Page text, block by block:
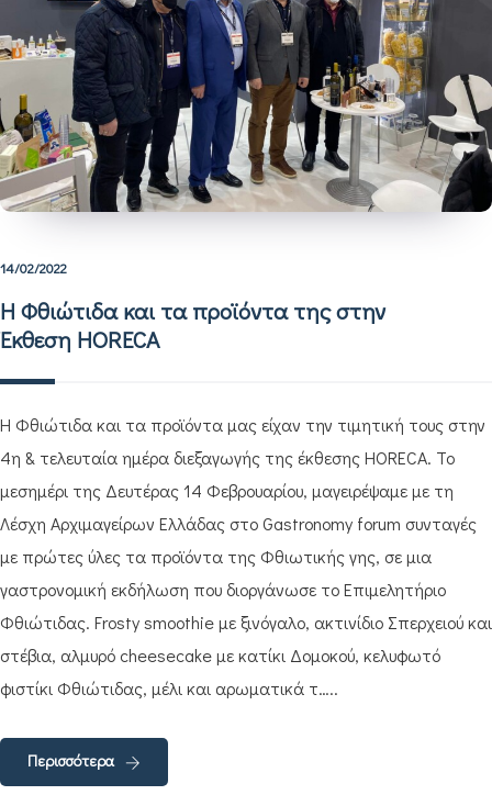
14/02/2022
Η Φθιώτιδα και τα προϊόντα της στην
Έκθεση HORECA
Η Φθιώτιδα και τα προϊόντα μας είχαν την τιμητική τους στην
4η & τελευταία ημέρα διεξαγωγής της έκθεσης HORECA. Το
μεσημέρι της Δευτέρας 14 Φεβρουαρίου, μαγειρέψαμε με τη
Λέσχη Αρχιμαγείρων Ελλάδας στο Gastronomy forum συνταγές
με πρώτες ύλες τα προϊόντα της Φθιωτικής γης, σε μια
γαστρονομική εκδήλωση που διοργάνωσε το Επιμελητήριο
Φθιώτιδας. Frosty smoothie με ξινόγαλο, ακτινίδιο Σπερχειού και
στέβια, αλμυρό cheesecake με κατίκι Δομοκού, κελυφωτό
φιστίκι Φθιώτιδας, μέλι και αρωματικά τ…..
Περισσότερα